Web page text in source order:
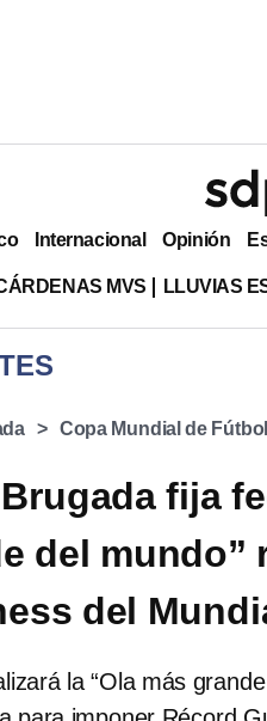
Internacional Opinión
MVS LLUVIAS
Copa Mundial de
fija
del mundo”
del
la “Ola más